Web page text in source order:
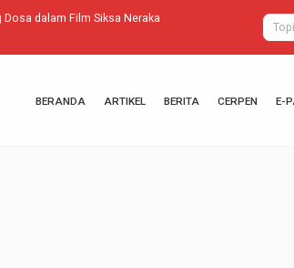
Gadis Asal
BERANDA ARTIKEL BERITA CERPEN E-